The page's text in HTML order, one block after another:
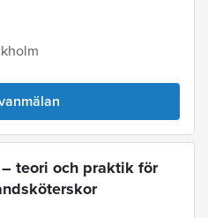
teori och praktik för